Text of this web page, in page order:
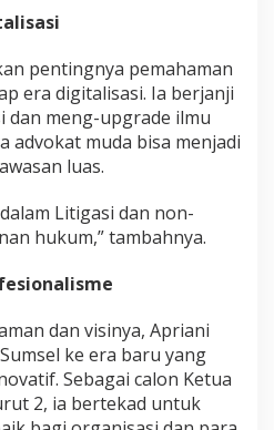
pentingnya pemahaman
era digitalisasi. Ia berjanji
dan meng-upgrade ilmu
advokat muda bisa menjadi
luas.
Litigasi dan non-
hukum,” tambahnya.
dan visinya, Apriani
ke era baru yang
Sebagai calon Ketua
2, ia bertekad untuk